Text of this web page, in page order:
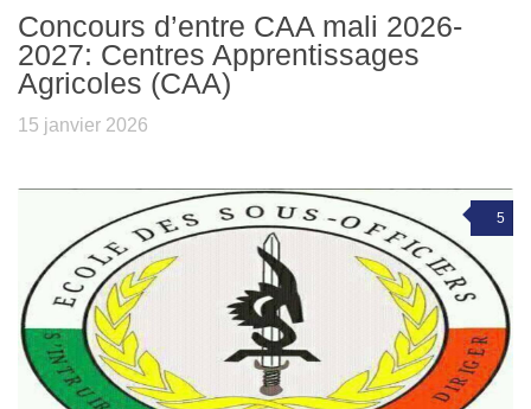
Concours d’entre CAA mali 2026-
2027: Centres Apprentissages
Agricoles (CAA)
15 janvier 2026
5